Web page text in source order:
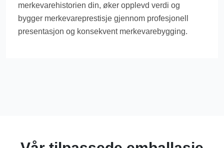
merkevarehistorien din, øker opplevd verdi og
bygger merkevareprestisje gjennom profesjonell
presentasjon og konsekvent merkevarebygging.